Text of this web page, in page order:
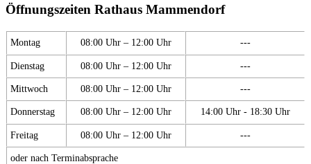
Öffnungszeiten Rathaus Mammendorf
Montag 08:00 Uhr – 12:00 Uhr ---
Dienstag 08:00 Uhr – 12:00 Uhr ---
Mittwoch 08:00 Uhr – 12:00 Uhr ---
Donnerstag 08:00 Uhr – 12:00 Uhr 14:00 Uhr - 18:30 Uhr
Freitag 08:00 Uhr – 12:00 Uhr ---
oder nach Terminabsprache